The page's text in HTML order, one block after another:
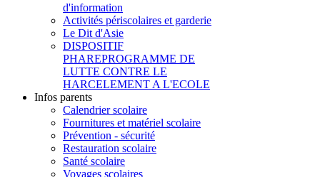
d'information
Activités périscolaires et garderie
Le Dit d'Asie
DISPOSITIF
PHAREPROGRAMME DE
LUTTE CONTRE LE
HARCELEMENT A L'ECOLE
Infos parents
Calendrier scolaire
Fournitures et matériel scolaire
Prévention - sécurité
Restauration scolaire
Santé scolaire
Voyages scolaires